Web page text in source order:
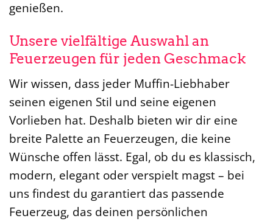
genießen.
Unsere vielfältige Auswahl an
Feuerzeugen für jeden Geschmack
Wir wissen, dass jeder Muffin-Liebhaber
seinen eigenen Stil und seine eigenen
Vorlieben hat. Deshalb bieten wir dir eine
breite Palette an Feuerzeugen, die keine
Wünsche offen lässt. Egal, ob du es klassisch,
modern, elegant oder verspielt magst – bei
uns findest du garantiert das passende
Feuerzeug, das deinen persönlichen